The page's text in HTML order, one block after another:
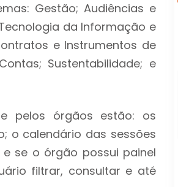
Gestão; Audiências e
da Informação e
e Instrumentos de
Sustentabilidade; e
pelos órgãos estão: os
o calendário das sessões
se o órgão possui painel
filtrar, consultar e até